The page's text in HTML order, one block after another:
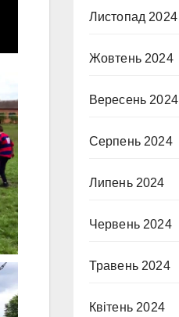
Листопад 2024
Жовтень 2024
Вересень 2024
Серпень 2024
Липень 2024
Червень 2024
Травень 2024
Квітень 2024